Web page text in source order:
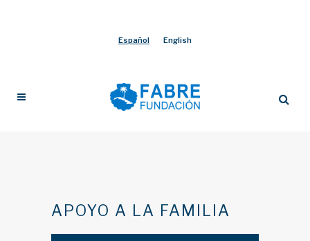
Español English
APOYO A LA FAMILIA